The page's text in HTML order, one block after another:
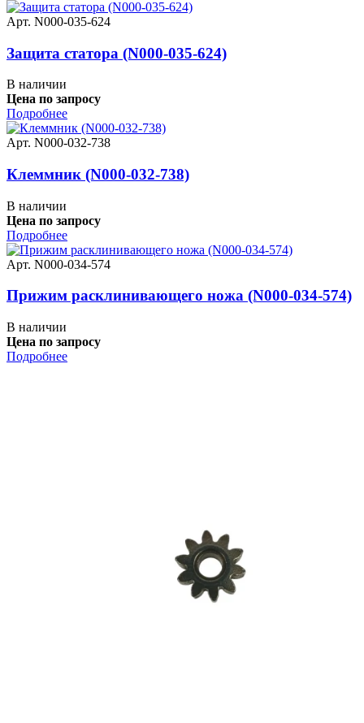
Арт. N000-035-624
Защита статора (N000-035-624)
В наличии
Цена по запросу
Подробнее
Арт. N000-032-738
Клеммник (N000-032-738)
В наличии
Цена по запросу
Подробнее
Арт. N000-034-574
Прижим расклинивающего ножа (N000-034-574)
В наличии
Цена по запросу
Подробнее